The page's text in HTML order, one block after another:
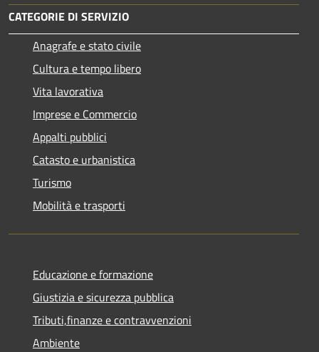
CATEGORIE DI SERVIZIO
Anagrafe e stato civile
Cultura e tempo libero
Vita lavorativa
Imprese e Commercio
Appalti pubblici
Catasto e urbanistica
Turismo
Mobilità e trasporti
Educazione e formazione
Giustizia e sicurezza pubblica
Tributi,finanze e contravvenzioni
Ambiente